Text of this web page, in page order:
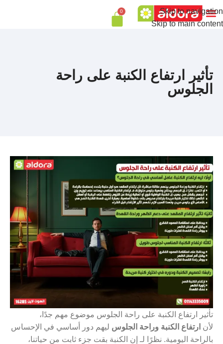
Skip to navigation
Skip to main content
0
تأثير ارتفاع الكنبة على راحة
الجلوس
تأثير ارتفاع الكنبة على راحة الجلوس موضوع مهم جدًا،
لأن ارتفاع الكنبة وراحة الجلوس ليهم دور أساسي في الإحساس
بالراحة اليومية. نظرًا لـ إن الكنبة بقت جزء ثابت من حياتنا،